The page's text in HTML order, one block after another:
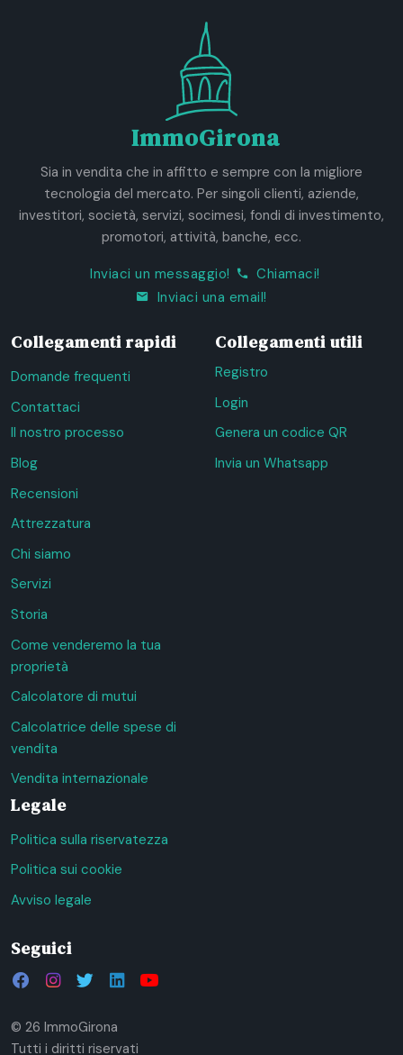
ImmoGirona
Sia in vendita che in affitto e sempre con la migliore
tecnologia del mercato. Per singoli clienti, aziende,
investitori, società, servizi, socimesi, fondi di investimento,
promotori, attività, banche, ecc.
Inviaci un messaggio!
Chiamaci!
Inviaci una email!
Collegamenti rapidi
Domande frequenti
Contattaci
Il nostro processo
Blog
Recensioni
Attrezzatura
Chi siamo
Servizi
Storia
Come venderemo la tua
proprietà
Calcolatore di mutui
Calcolatrice delle spese di
vendita
Vendita internazionale
Collegamenti utili
Registro
Login
Genera un codice QR
Invia un Whatsapp
Legale
Politica sulla riservatezza
Politica sui cookie
Avviso legale
Seguici
© 26 ImmoGirona
Tutti i diritti riservati